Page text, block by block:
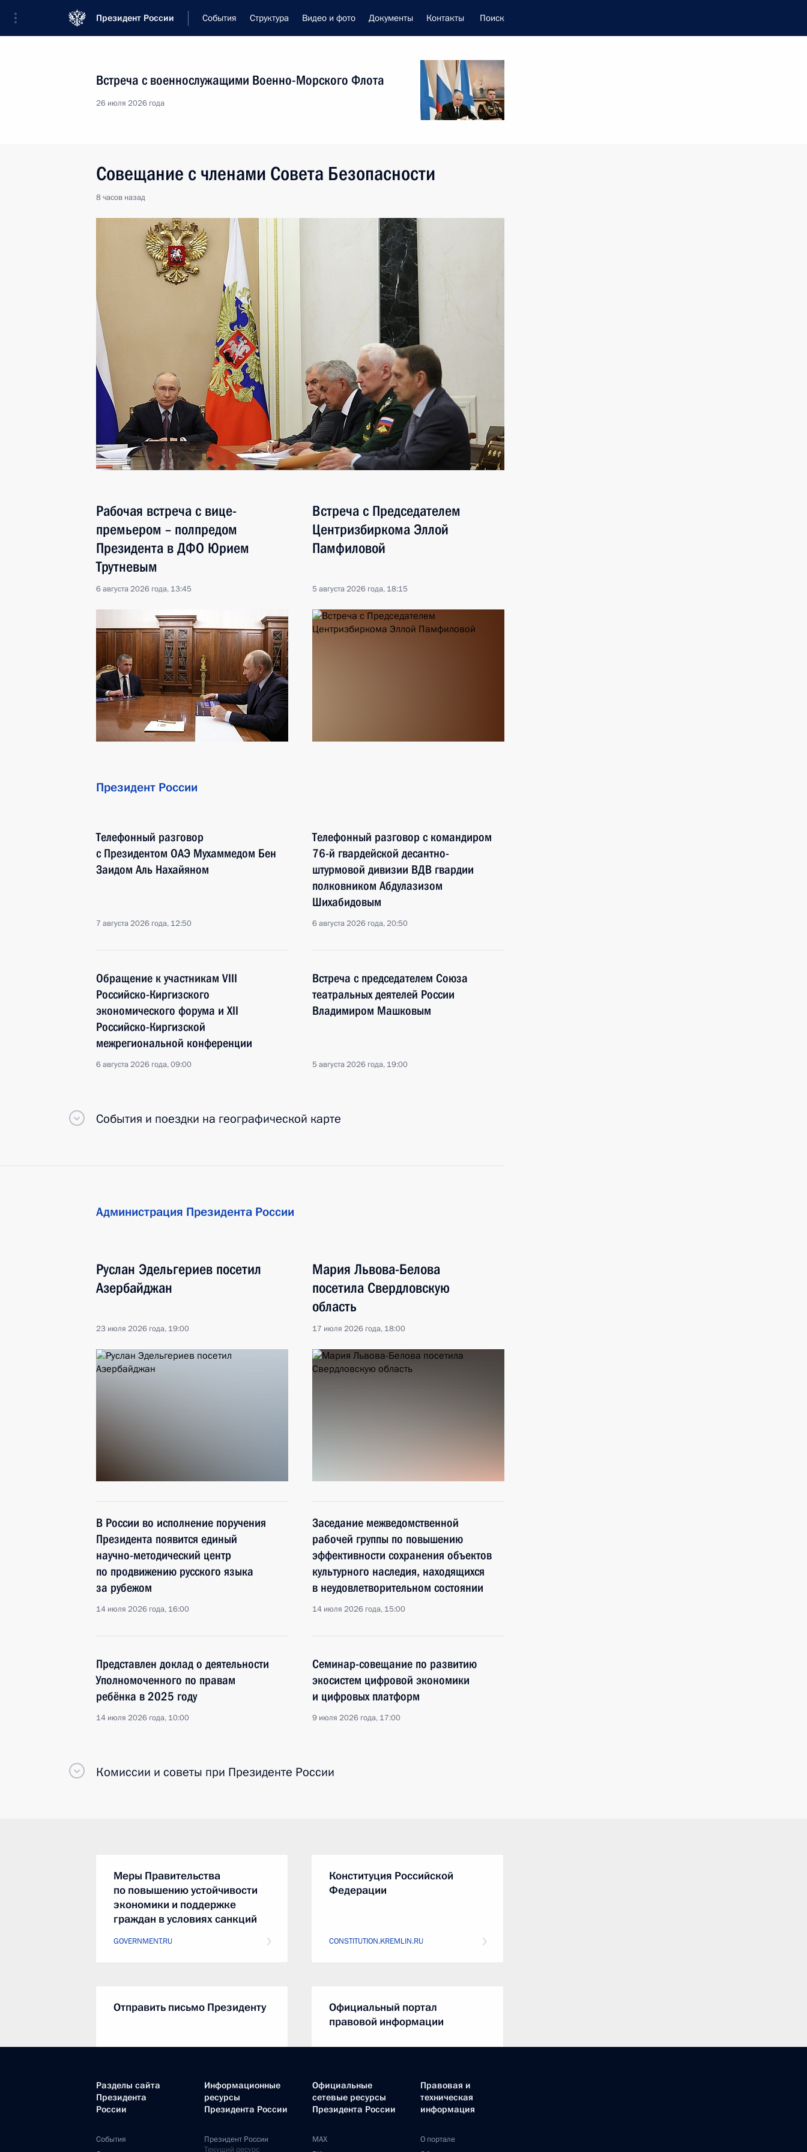
Президент России События Структура Видео и фото Документы Контакты Поиск
Встреча с военнослужащими Военно-Морского Флота
26 июля 2026 года
Совещание с членами Совета Безопасности
8 часов назад
Рабочая встреча с вице-
премьером – полпредом
Президента в ДФО Юрием
Трутневым
6 августа 2026 года, 13:45
Встреча с Председателем
Центризбиркома Эллой
Памфиловой
5 августа 2026 года, 18:15
Президент России
Телефонный разговор
с Президентом ОАЭ Мухаммедом Бен
Заидом Аль Нахайяном
7 августа 2026 года, 12:50
Телефонный разговор с командиром
76-й гвардейской десантно-
штурмовой дивизии ВДВ гвардии
полковником Абдулазизом
Шихабидовым
6 августа 2026 года, 20:50
Обращение к участникам VIII
Российско-Киргизского
экономического форума и XII
Российско-Киргизской
межрегиональной конференции
6 августа 2026 года, 09:00
Встреча с председателем Союза
театральных деятелей России
Владимиром Машковым
5 августа 2026 года, 19:00
События и поездки на географической карте
Администрация Президента России
Руслан Эдельгериев посетил
Азербайджан
23 июля 2026 года, 19:00
Мария Львова-Белова
посетила Свердловскую
область
17 июля 2026 года, 18:00
В России во исполнение поручения
Президента появится единый
научно-методический центр
по продвижению русского языка
за рубежом
14 июля 2026 года, 16:00
Заседание межведомственной
рабочей группы по повышению
эффективности сохранения объектов
культурного наследия, находящихся
в неудовлетворительном состоянии
14 июля 2026 года, 15:00
Представлен доклад о деятельности
Уполномоченного по правам
ребёнка в 2025 году
14 июля 2026 года, 10:00
Семинар-совещание по развитию
экосистем цифровой экономики
и цифровых платформ
9 июля 2026 года, 17:00
Комиссии и советы при Президенте России
Меры Правительства
по повышению устойчивости
экономики и поддержке
граждан в условиях санкций
GOVERNMENT.RU
Конституция Российской
Федерации
CONSTITUTION.KREMLIN.RU
Отправить письмо Президенту
Официальный портал
правовой информации
Правительство Российской
Разделы сайта
Президента
России
События
Информационные
ресурсы
Президента России
Президент России
Текущий ресурс
Официальные
сетевые ресурсы
Президента России
MAX
Правовая и
техническая
информация
О портале